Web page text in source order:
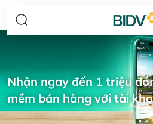
Nhận ngay đến 1 triệu
mềm bán hàng với tài